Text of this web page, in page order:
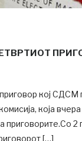
кој СДСМ
која
приговорите.Со 2
[…]